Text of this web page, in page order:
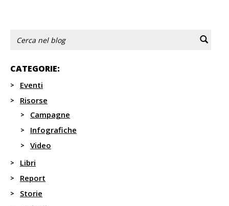
CATEGORIE:
Eventi
Risorse
Campagne
Infografiche
Video
Libri
Report
Storie